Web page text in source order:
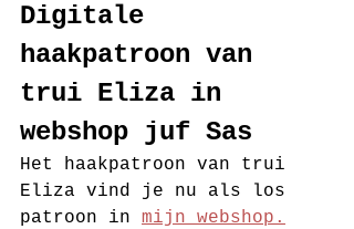
Digitale
haakpatroon van
trui Eliza in
webshop juf Sas
Het haakpatroon van trui
Eliza vind je nu als los
patroon in mijn webshop.